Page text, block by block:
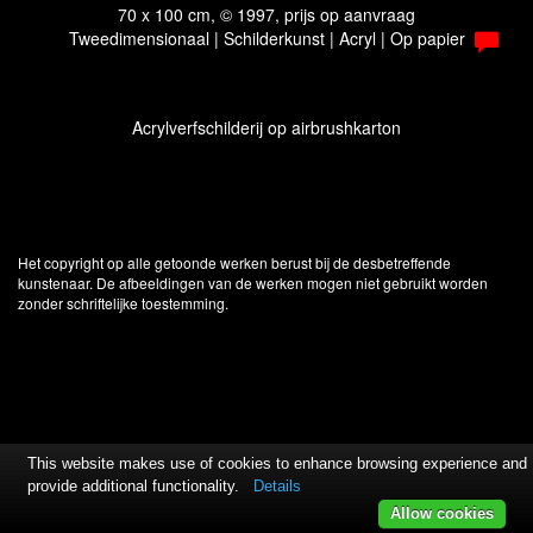
70 x 100 cm, © 1997, prijs op aanvraag
Tweedimensionaal | Schilderkunst | Acryl | Op papier
Acrylverfschilderij op airbrushkarton
Het copyright op alle getoonde werken berust bij de desbetreffende
kunstenaar. De afbeeldingen van de werken mogen niet gebruikt worden
zonder schriftelijke toestemming.
This website makes use of cookies to enhance browsing experience and
provide additional functionality.
Details
Allow cookies